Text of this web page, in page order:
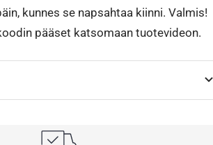
kunnes se napsahtaa kiinni. Valmis!
pääset katsomaan tuotevideon.